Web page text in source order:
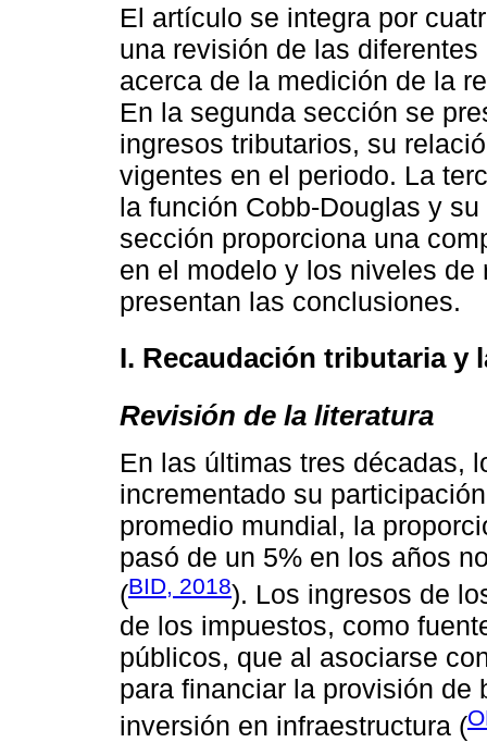
El artículo se integra por
una revisión de las
acerca de la medición de la
En la segunda sección se
ingresos tributarios, su
vigentes en el periodo. La
la función Cobb-Douglas y
sección proporciona una
en el modelo y los niveles
presentan las conclusiones.
I. Recaudación tributaria y
Revisión de la literatura
En las últimas tres décadas,
incrementado su
promedio mundial, la
pasó de un 5% en los años
(BID, 2018). Los ingresos de
de los impuestos, como
públicos, que al asociarse
para financiar la provisión
inversión en infraestructura (